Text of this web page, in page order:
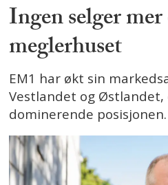
Ingen selger
meglerhuset
EM1 har økt sin
Vestlandet og
dominerende posisjonen.